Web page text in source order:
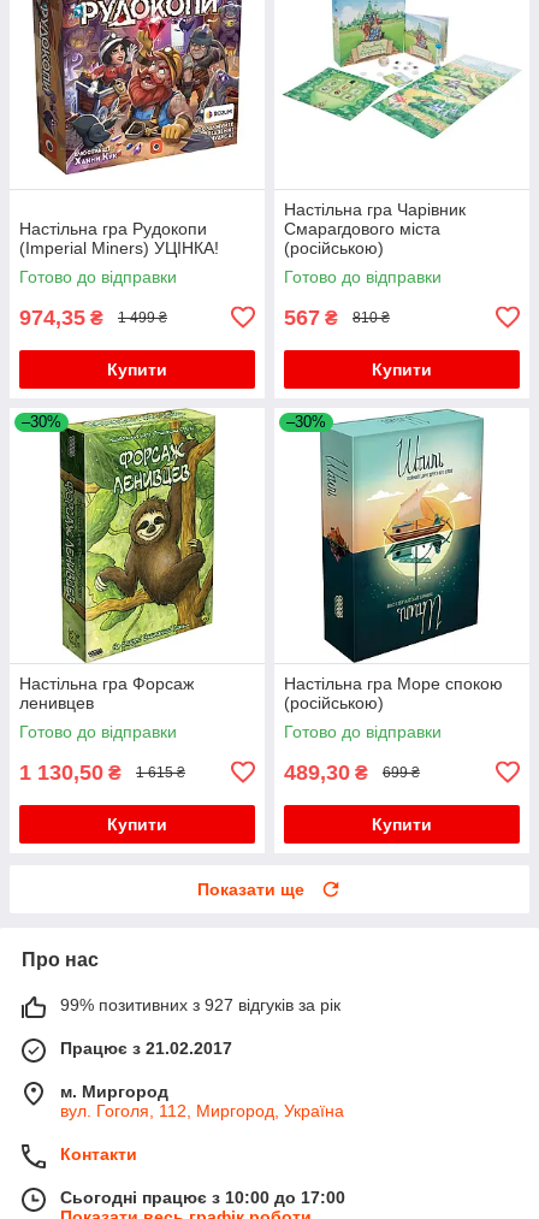
Настільна гра Рудокопи
(Imperial Miners) УЦІНКА!
Готово до відправки
974,35 ₴ 1 499 ₴
Купити
Настільна гра Чарівник
Смарагдового міста
(російською)
Готово до відправки
567 ₴ 810 ₴
Купити
–30%
Настільна гра Форсаж
ленивцев
Готово до відправки
1 130,50 ₴ 1 615 ₴
Купити
–30%
Настільна гра Море спокою
(російською)
Готово до відправки
489,30 ₴ 699 ₴
Купити
Показати ще
Про нас
99% позитивних з 927 відгуків за рік
Працює з 21.02.2017
м. Миргород
вул. Гоголя, 112, Миргород, Україна
Контакти
Сьогодні працює з 10:00 до 17:00